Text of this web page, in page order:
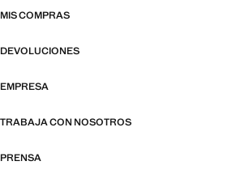
MIS COMPRAS
DEVOLUCIONES
EMPRESA
TRABAJA CON NOSOTROS
PRENSA